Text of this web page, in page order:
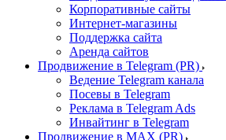
Корпоративные сайты
Интернет-магазины
Поддержка сайта
Аренда сайтов
Продвижение в Telegram (PR)
Ведение Telegram канала
Посевы в Telegram
Реклама в Telegram Ads
Инвайтинг в Telegram
Продвижение в MAX (PR)